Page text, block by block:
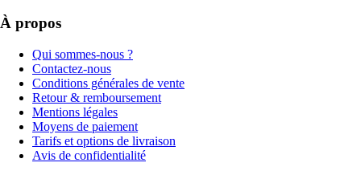
À propos
Qui sommes-nous ?
Contactez-nous
Conditions générales de vente
Retour & remboursement
Mentions légales
Moyens de paiement
Tarifs et options de livraison
Avis de confidentialité